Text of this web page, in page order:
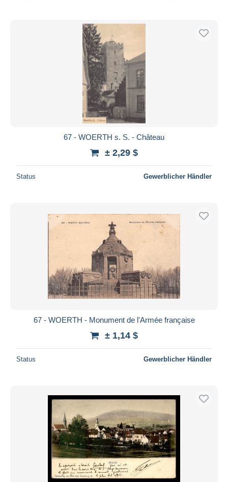
67 - WOERTH s. S. - Château
± 2,29 $
Status Gewerblicher Händler
67 - WOERTH - Monument de l'Armée française
± 1,14 $
Status Gewerblicher Händler